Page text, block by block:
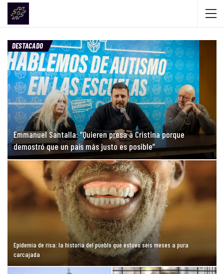
DESTACADO
Emmanuel Santalla: “Quieren presa a Cristina porque
demostró que un país más justo es posible”
Epidemia de risa: la historia del pueblo que estuvo seis meses a pura
carcajada